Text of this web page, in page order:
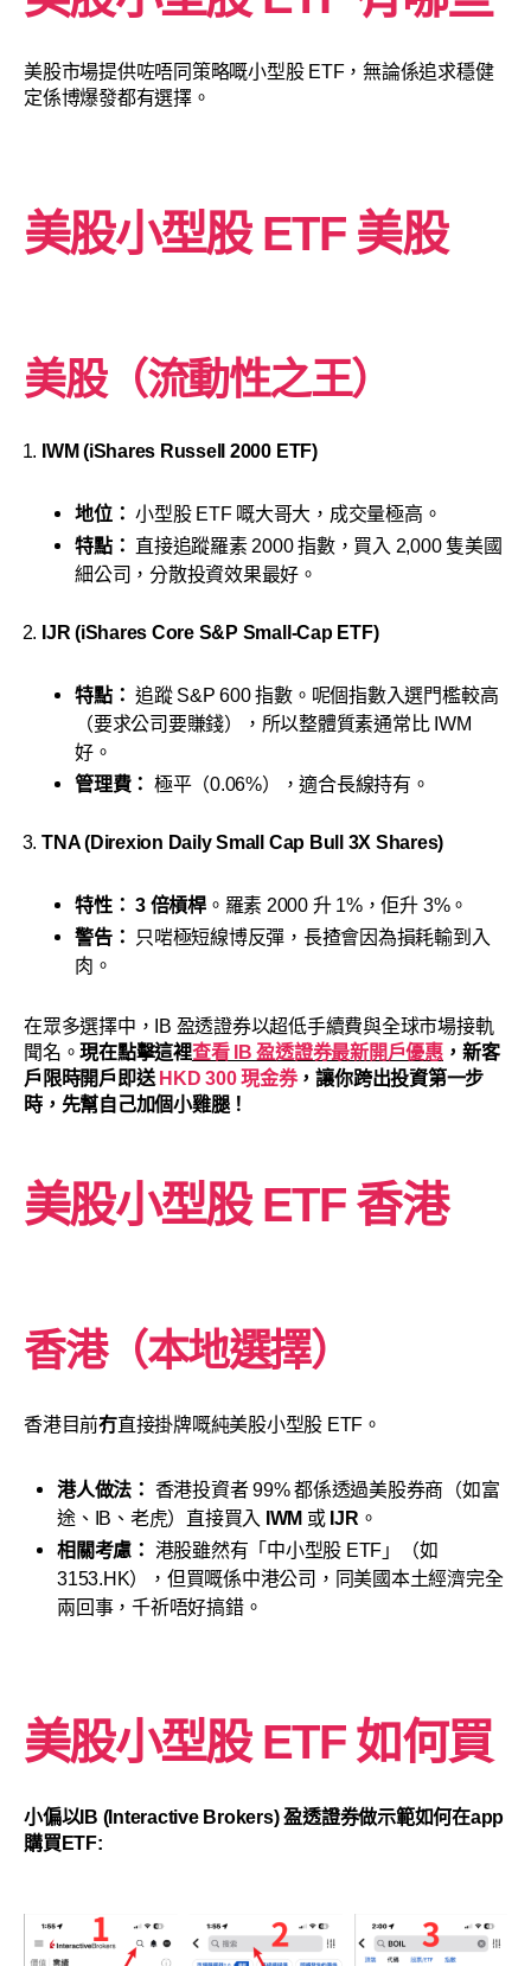
美股市場提供咗唔同策略嘅小型股 ETF，無論係追求穩健
定係博爆發都有選擇。
美股小型股 ETF 美股
美股（流動性之王）
IWM (iShares Russell 2000 ETF)
地位： 小型股 ETF 嘅大哥大，成交量極高。
特點： 直接追蹤羅素 2000 指數，買入 2,000 隻美國
細公司，分散投資效果最好。
IJR (iShares Core S&P Small-Cap ETF)
特點： 追蹤 S&P 600 指數。呢個指數入選門檻較高
（要求公司要賺錢），所以整體質素通常比 IWM
好。
管理費： 極平（0.06%），適合長線持有。
TNA (Direxion Daily Small Cap Bull 3X Shares)
特性： 3 倍槓桿。羅素 2000 升 1%，佢升 3%。
警告：
只啱極短線博反彈，長揸會因為損耗輸到入
肉。
在眾多選擇中，IB 盈透證券以超低手續費與全球市場接軌
聞名。現在點擊這裡查看 IB 盈透證券最新開戶優惠 ，新客
戶限時開戶即送 HKD 300 現金券，讓你跨出投資第一步
時，先幫自己加個小雞腿！
美股小型股 ETF 香港
香港（本地選擇）
香港目前冇直接掛牌嘅純美股小型股 ETF。
港人做法： 香港投資者 99% 都係透過美股券商（如富
途、IB、老虎）直接買入
IWM 或 IJR 。
相關考慮： 港股雖然有「中小型股 ETF」（如
3153.HK），但買嘅係中港公司，同美國本土經濟完全
兩回事，千祈唔好搞錯。
美股小型股 ETF 如何買
小偏以IB (Interactive Brokers) 盈透證券做示範如何在app
購買ETF: